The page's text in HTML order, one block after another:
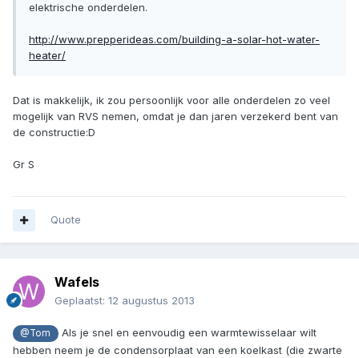
elektrische onderdelen.
http://www.prepperideas.com/building-a-solar-hot-water-
heater/
Dat is makkelijk, ik zou persoonlijk voor alle onderdelen zo veel
mogelijk van RVS nemen, omdat je dan jaren verzekerd bent van
de constructie:D
Gr S
Quote
Wafels
Geplaatst: 12 augustus 2013
@Tom
Als je snel en eenvoudig een warmtewisselaar wilt
hebben neem je de condensorplaat van een koelkast (die zwarte